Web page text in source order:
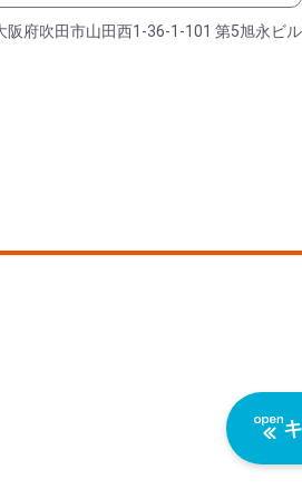
阪府吹田市山田西1-36-1-101 第5旭永ビル